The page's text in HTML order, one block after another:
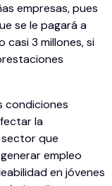
empresas, pues
se le pagará a
casi 3 millones, si
condiciones
la
que
empleo
en jóvenes